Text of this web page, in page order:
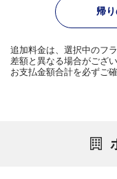
帰
追加料金は、選択中のフ
差額と異なる場合がござ
お支払金額合計を必ずご